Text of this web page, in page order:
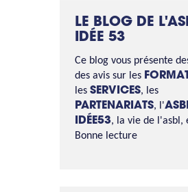
LE BLOG DE
IDÉE 53
Ce blog vous présente
des avis sur les
les SERVICES, les
PARTENARIATS, l'
IDÉE53, la vie de l'asbl,
Bonne lecture